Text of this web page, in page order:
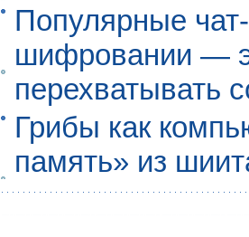
Популярные
шифровании —
перехватывать
Грибы как
память» из